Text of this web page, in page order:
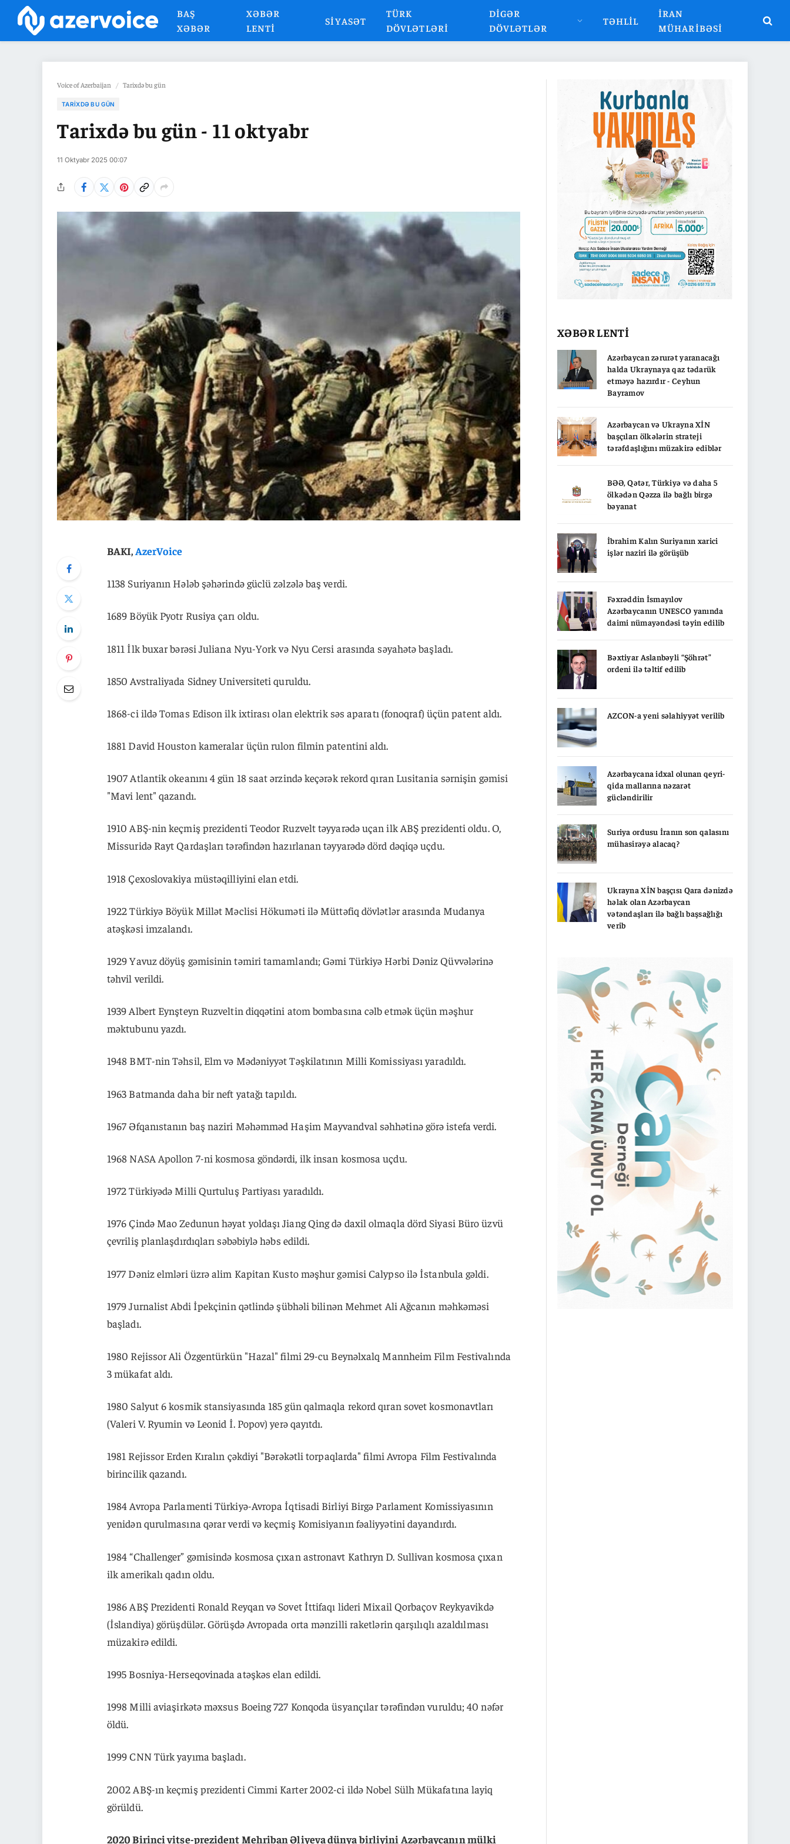
BAŞ
XƏBƏR
XƏBƏR
LENTI
SIYASƏT
TÜRK
DÖVLƏTLƏRI
DIGƏR
DÖVLƏTLƏR
TƏHLIL
İRAN
MÜHARIBƏSI
Voice of Azerbaijan / Tarixdə bu gün
TARIXDƏ BU GÜN
Tarixdə bu gün - 11 oktyabr
11 Oktyabr 2025 00:07
BAKI,AzerVoice
1138 Suriyanın Hələb şəhərində güclü zəlzələ baş verdi.
1689 Böyük Pyotr Rusiya çarı oldu.
1811 İlk buxar bərəsi Juliana Nyu-York və Nyu Cersi arasında səyahətə başladı.
1850 Avstraliyada Sidney Universiteti quruldu.
1868-ci ildə Tomas Edison ilk ixtirası olan elektrik səs aparatı (fonoqraf) üçün patent aldı.
1881 David Houston kameralar üçün rulon filmin patentini aldı.
1907 Atlantik okeanını 4 gün 18 saat ərzində keçərək rekord qıran Lusitania sərnişin gəmisi
"Mavi lent" qazandı.
1910 ABŞ-nin keçmiş prezidenti Teodor Ruzvelt təyyarədə uçan ilk ABŞ prezidenti oldu. O,
Missuridə Rayt Qardaşları tərəfindən hazırlanan təyyarədə dörd dəqiqə uçdu.
1918 Çexoslovakiya müstəqilliyini elan etdi.
1922 Türkiyə Böyük Millət Məclisi Hökuməti ilə Müttəfiq dövlətlər arasında Mudanya
atəşkəsi imzalandı.
1929 Yavuz döyüş gəmisinin təmiri tamamlandı; Gəmi Türkiyə Hərbi Dəniz Qüvvələrinə
təhvil verildi.
1939 Albert Eynşteyn Ruzveltin diqqətini atom bombasına cəlb etmək üçün məşhur
məktubunu yazdı.
1948 BMT-nin Təhsil, Elm və Mədəniyyət Təşkilatının Milli Komissiyası yaradıldı.
1963 Batmanda daha bir neft yatağı tapıldı.
1967 Əfqanıstanın baş naziri Məhəmməd Haşim Mayvandval səhhətinə görə istefa verdi.
1968 NASA Apollon 7-ni kosmosa göndərdi, ilk insan kosmosa uçdu.
1972 Türkiyədə Milli Qurtuluş Partiyası yaradıldı.
1976 Çində Mao Zedunun həyat yoldaşı Jiang Qing də daxil olmaqla dörd Siyasi Büro üzvü
çevriliş planlaşdırdıqları səbəbiylə həbs edildi.
1977 Dəniz elmləri üzrə alim Kapitan Kusto məşhur gəmisi Calypso ilə İstanbula gəldi.
1979 Jurnalist Abdi İpekçinin qətlində şübhəli bilinən Mehmet Ali Ağcanın məhkəməsi
başladı.
1980 Rejissor Ali Özgentürkün "Hazal" filmi 29-cu Beynəlxalq Mannheim Film Festivalında
3 mükafat aldı.
1980 Salyut 6 kosmik stansiyasında 185 gün qalmaqla rekord qıran sovet kosmonavtları
(Valeri V. Ryumin və Leonid İ. Popov) yerə qayıtdı.
1981 Rejissor Erden Kıralın çəkdiyi "Bərəkətli torpaqlarda" filmi Avropa Film Festivalında
birincilik qazandı.
1984 Avropa Parlamenti Türkiyə-Avropa İqtisadi Birliyi Birgə Parlament Komissiyasının
yenidən qurulmasına qərar verdi və keçmiş Komisiyanın fəaliyyətini dayandırdı.
1984 “Challenger” gəmisində kosmosa çıxan astronavt Kathryn D. Sullivan kosmosa çıxan
ilk amerikalı qadın oldu.
1986 ABŞ Prezidenti Ronald Reyqan və Sovet İttifaqı lideri Mixail Qorbaçov Reykyavikdə
(İslandiya) görüşdülər. Görüşdə Avropada orta mənzilli raketlərin qarşılıqlı azaldılması
müzakirə edildi.
1995 Bosniya-Herseqovinada atəşkəs elan edildi.
1998 Milli aviaşirkətə məxsus Boeing 727 Konqoda üsyançılar tərəfindən vuruldu; 40 nəfər
öldü.
1999 CNN Türk yayıma başladı.
2002 ABŞ-ın keçmiş prezidenti Cimmi Karter 2002-ci ildə Nobel Sülh Mükafatına layiq
görüldü.
2020 Birinci vitse-prezident Mehriban Əliyeva dünya birliyini Azərbaycanın mülki
XƏBƏR LENTİ
Azərbaycan zərurət yaranacağı
halda Ukraynaya qaz tədarük
etməyə hazırdır - Ceyhun
Bayramov
Azərbaycan və Ukrayna XİN
başçıları ölkələrin strateji
tərəfdaşlığını müzakirə ediblər
BƏƏ, Qətər, Türkiyə və daha 5
ölkədən Qəzza ilə bağlı birgə
bəyanat
İbrahim Kalın Suriyanın xarici
işlər naziri ilə görüşüb
Fəxrəddin İsmayılov
Azərbaycanın UNESCO yanında
daimi nümayəndəsi təyin edilib
Bəxtiyar Aslanbəyli “Şöhrət”
ordeni ilə təltif edilib
AZCON-a yeni səlahiyyət verilib
Azərbaycana idxal olunan qeyri-
qida mallarına nəzarət
gücləndirilir
Suriya ordusu İranın son qalasını
mühasirəyə alacaq?
Ukrayna XİN başçısı Qara dənizdə
həlak olan Azərbaycan
vətəndaşları ilə bağlı başsağlığı
verib